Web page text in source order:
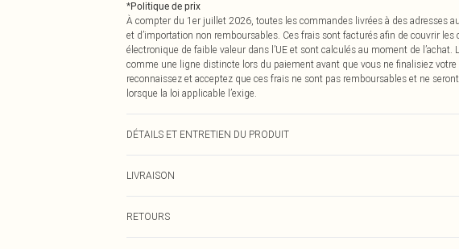
*Politique de prix
À compter du 1er juillet 2026, toutes les commandes livrées à des adresses
et d’importation non remboursables. Ces frais sont facturés afin de couvrir
électronique de faible valeur dans l’UE et sont calculés au moment de
comme une ligne distincte lors du paiement avant que vous ne finalisiez
reconnaissez et acceptez que ces frais ne sont pas remboursables et ne
lorsque la loi applicable l’exige.
DÉTAILS ET ENTRETIEN DU PRODUIT
LIVRAISON
RETOURS